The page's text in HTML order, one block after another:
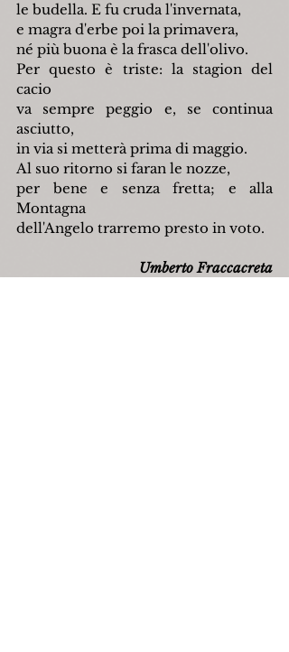
le budella. E fu cruda l'invernata,
e magra d'erbe poi la primavera,
né più buona è la frasca dell'olivo.
Per questo è triste: la stagion del
cacio
va sempre peggio e, se continua
asciutto,
in via si metterà prima di maggio.
Al suo ritorno si faran le nozze,
per bene e senza fretta; e alla
Montagna
dell'Angelo trarremo presto in voto.
Umberto Fraccacreta